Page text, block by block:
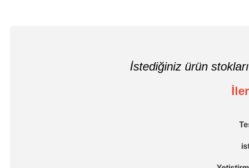
İstediğiniz ürün